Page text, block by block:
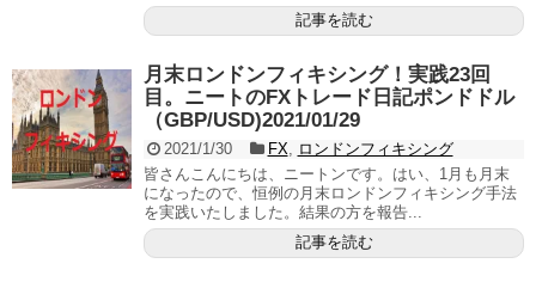
記事を読む
月末ロンドンフィキシング！実践23回
目。ニートのFXトレード日記ポンドドル
（GBP/USD)2021/01/29
2021/1/30 FX, ロンドンフィキシング
皆さんこんにちは、ニートンです。はい、1月も月末
になったので、恒例の月末ロンドンフィキシング手法
を実践いたしました。結果の方を報告...
記事を読む